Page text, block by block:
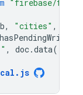
"firebase/
, "cities" ,
hasPendingWrites
, doc.data());
. js